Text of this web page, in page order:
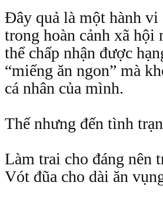
Đây quả là một hành vi
trong hoàn cảnh xã hội
thể chấp nhận được
“miếng ăn ngon” mà
cá nhân của mình.
Thế nhưng đến tình
Làm trai cho đáng nên
Vót đũa cho dài ăn